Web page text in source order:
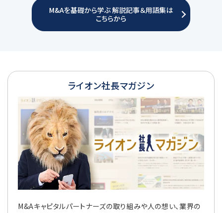
M&Aを基礎から学ぶ 解説記事＆用語集は
こちらから
ライオン社長マガジン
M&Aキャピタルパートナーズの取り組みや人の想い、業界の